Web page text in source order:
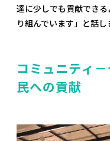
達に少しでも貢献でき
り組んでいます」と話し
コミュニティ
民への貢献